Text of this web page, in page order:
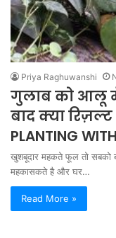
Priya Raghuwanshi
गुलाब को आलू
बाद क्या रिज़ल्ट
PLANTING
खुशबूदार महकते फूल तो
महकासकते है और घर…
Read More »